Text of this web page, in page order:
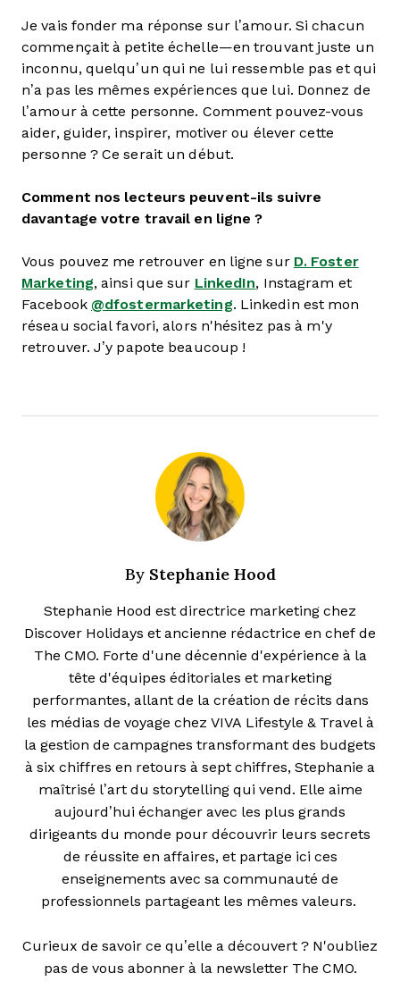
Je vais fonder ma réponse sur l’amour. Si chacun
commençait à petite échelle—en trouvant juste un
inconnu, quelqu’un qui ne lui ressemble pas et qui
n’a pas les mêmes expériences que lui. Donnez de
l’amour à cette personne. Comment pouvez-vous
aider, guider, inspirer, motiver ou élever cette
personne ? Ce serait un début.
Comment nos lecteurs peuvent-ils suivre
davantage votre travail en ligne ?
Vous pouvez me retrouver en ligne sur D. Foster
Marketing, ainsi que sur LinkedIn, Instagram et
Facebook @dfostermarketing. Linkedin est mon
réseau social favori, alors n'hésitez pas à m'y
retrouver. J’y papote beaucoup !
By Stephanie Hood
Stephanie Hood est directrice marketing chez
Discover Holidays et ancienne rédactrice en chef de
The CMO. Forte d'une décennie d'expérience à la
tête d'équipes éditoriales et marketing
performantes, allant de la création de récits dans
les médias de voyage chez VIVA Lifestyle & Travel à
la gestion de campagnes transformant des budgets
à six chiffres en retours à sept chiffres, Stephanie a
maîtrisé l’art du storytelling qui vend. Elle aime
aujourd’hui échanger avec les plus grands
dirigeants du monde pour découvrir leurs secrets
de réussite en affaires, et partage ici ces
enseignements avec sa communauté de
professionnels partageant les mêmes valeurs.
Curieux de savoir ce qu’elle a découvert ? N'oubliez
pas de vous abonner à la newsletter The CMO.